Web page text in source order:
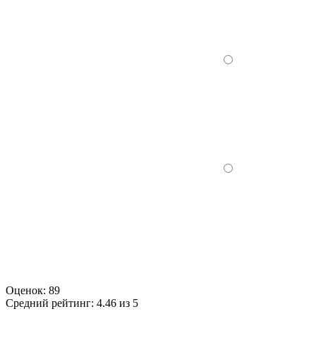
Оценок: 89
Средний рейтинг: 4.46 из 5